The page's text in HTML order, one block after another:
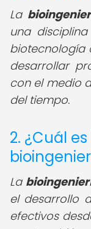
La
una
biotecnología
desarrollar
con el medio
del tiempo.
2. ¿Cuál
La
el desarrollo
efectivos